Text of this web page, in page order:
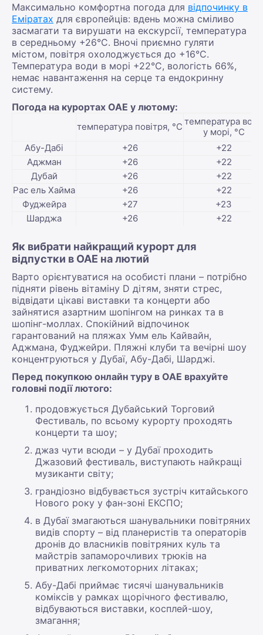
Максимально комфортна погода для відпочинку в
Еміратах для європейців: вдень можна сміливо
засмагати та вирушати на екскурсії, температура
в середньому +26°С. Вночі приємно гуляти
містом, повітря охолоджується до +16°С.
Температура води в морі +22°С, вологість 66%,
немає навантаження на серце та ендокринну
систему.
Погода на курортах ОАЕ у лютому:
температура повітря, °С температура води
у морі, °С
Абу-Дабі
+26
+22
Аджман
+26
+22
Дубай
+26
+22
Рас ель Хайма
+26
+22
Фуджейра
+27
+23
Шарджа
+26 +22
Як вибрати найкращий курорт для
відпустки в ОАЕ на лютий
Варто орієнтуватися на особисті плани – потрібно
підняти рівень вітаміну D дітям, зняти стрес,
відвідати цікаві виставки та концерти або
зайнятися азартним шопінгом на ринках та в
шопінг-моллах. Спокійний відпочинок
гарантований на пляжах Умм ель Кайвайн,
Аджмана, Фуджейри. Пляжні клуби та вечірні шоу
концентруються у Дубаї, Абу-Дабі, Шарджі.
Перед покупкою онлайн туру в ОАЕ врахуйте
головні події лютого:
продовжується Дубайський Торговий
Фестиваль, по всьому курорту проходять
концерти та шоу;
джаз чути всюди – у Дубаї проходить
Джазовий фестиваль, виступають найкращі
музиканти світу;
грандіозно відбувається зустріч китайського
Нового року у фан-зоні ЕКСПО;
в Дубаї змагаються шанувальники повітряних
видів спорту – від планеристів та операторів
дронів до власників повітряних куль та
майстрів запаморочливих трюків на
приватних легкомоторних літаках;
Абу-Дабі приймає тисячі шанувальників
коміксів у рамках щорічного фестивалю,
відбуваються виставки, косплей-шоу,
змагання;